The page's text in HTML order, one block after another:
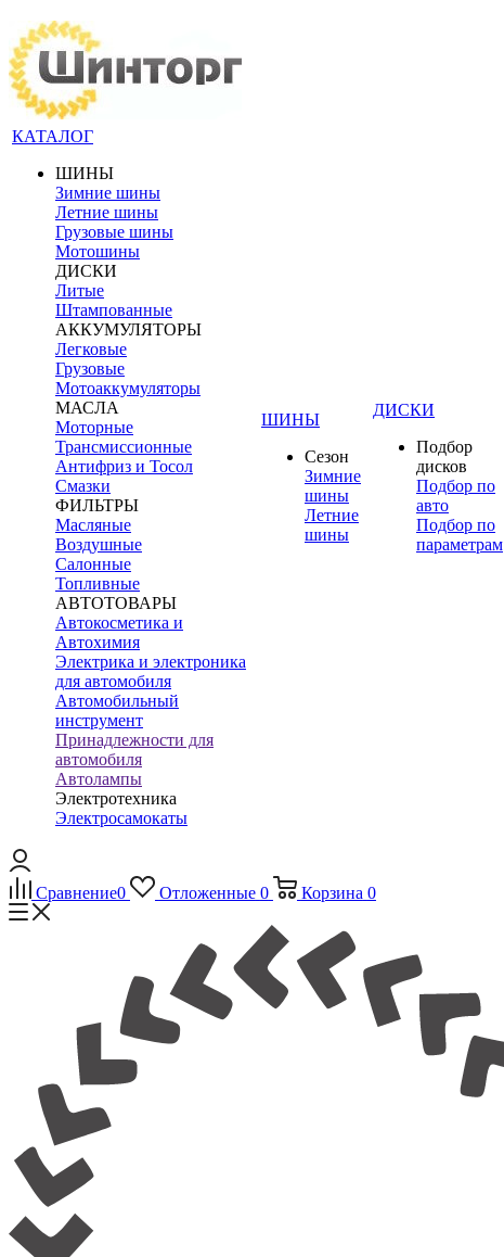
КАТАЛОГ
ШИНЫ
Зимние шины
Летние шины
Грузовые шины
Мотошины
ДИСКИ
Литые
Штампованные
АККУМУЛЯТОРЫ
Легковые
Грузовые
Мотоаккумуляторы
МАСЛА
Моторные
Трансмиссионные
Антифриз и Тосол
Смазки
ФИЛЬТРЫ
Масляные
Воздушные
Салонные
Топливные
АВТОТОВАРЫ
Автокосметика и
Автохимия
Электрика и электроника
для автомобиля
Автомобильный
инструмент
Принадлежности для
автомобиля
Автолампы
Электротехника
Электросамокаты
ШИНЫ
Сезон
Зимние
шины
Летние
шины
ДИСКИ
Подбор
дисков
Подбор по
авто
Подбор по
параметрам
Сравнение0 Отложенные 0 Корзина 0